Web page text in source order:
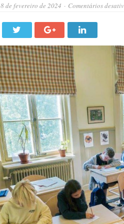
8 de fevereiro de 2024 Comentários